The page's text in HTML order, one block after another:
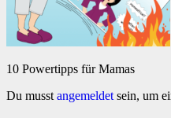
10 Powertipps für Mamas
Du musst angemeldet sein, um